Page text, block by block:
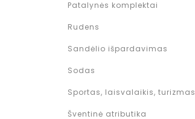
Patalynės komplektai
Rudens
Sandėlio išpardavimas
Sodas
Sportas, laisvalaikis, turizmas
Šventinė atributika